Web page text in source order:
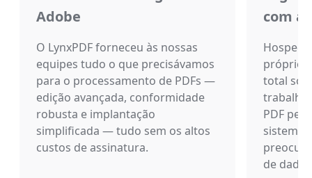
Adobe
O LynxPDF forneceu às nossas
equipes tudo o que precisávamos
para o processamento de PDFs —
edição avançada, conformidade
robusta e implantação
simplificada — tudo sem os altos
custos de assinatura.
com
próprio
total
trabalho
PDF
sistema,
de